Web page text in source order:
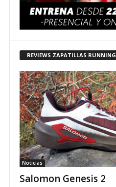
REVIEWS ZAPATILLAS RUNNING
Noticias
Salomon Genesis 2